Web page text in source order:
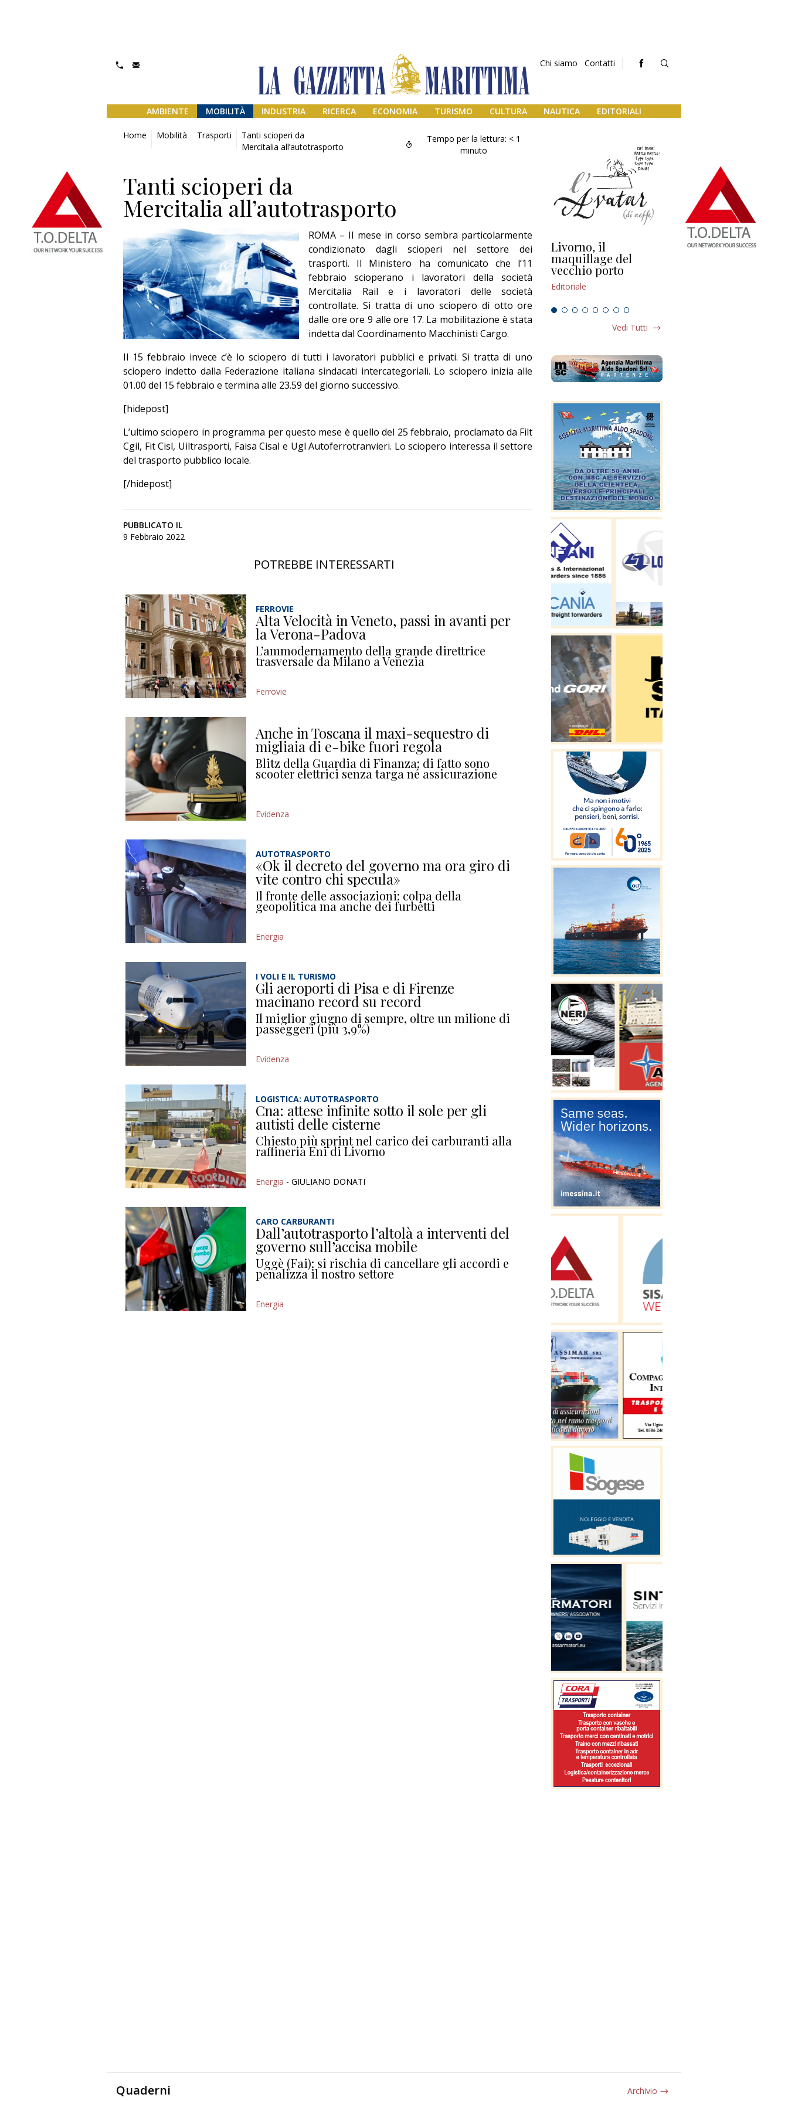
Chi siamo Contatti
AMBIENTE MOBILITÀ INDUSTRIA RICERCA ECONOMIA TURISMO CULTURA NAUTICA EDITORIALI
Home Mobilità Trasporti
Tanti scioperi da
Mercitalia all’autotrasporto
Tempo per la lettura: < 1
minuto
Tanti scioperi da
Mercitalia all’autotrasporto
ROMA – Il mese in corso sembra particolarmente
condizionato dagli scioperi nel settore dei
trasporti. Il Ministero ha comunicato che l’11
febbraio scioperano i lavoratori della società
Mercitalia Rail e i lavoratori delle società
controllate. Si tratta di uno sciopero di otto ore
dalle ore ore 9 alle ore 17. La mobilitazione è stata
indetta dal Coordinamento Macchinisti Cargo.
Il 15 febbraio invece c’è lo sciopero di tutti i lavoratori pubblici e privati. Si tratta di uno
sciopero indetto dalla Federazione italiana sindacati intercategoriali. Lo sciopero inizia alle
01.00 del 15 febbraio e termina alle 23.59 del giorno successivo.
[hidepost]
L’ultimo sciopero in programma per questo mese è quello del 25 febbraio, proclamato da Filt
Cgil, Fit Cisl, Uiltrasporti, Faisa Cisal e Ugl Autoferrotranvieri. Lo sciopero interessa il settore
del trasporto pubblico locale.
[/hidepost]
PUBBLICATO IL
9 Febbraio 2022
POTREBBE INTERESSARTI
FERROVIE
Alta Velocità in Veneto, passi in avanti per
la Verona-Padova
L’ammodernamento della grande direttrice
trasversale da Milano a Venezia
Ferrovie
Anche in Toscana il maxi-sequestro di
migliaia di e-bike fuori regola
Blitz della Guardia di Finanza: di fatto sono
scooter elettrici senza targa né assicurazione
Evidenza
AUTOTRASPORTO
«Ok il decreto del governo ma ora giro di
vite contro chi specula»
Il fronte delle associazioni: colpa della
geopolitica ma anche dei furbetti
Energia
I VOLI E IL TURISMO
Gli aeroporti di Pisa e di Firenze
macinano record su record
Il miglior giugno di sempre, oltre un milione di
passeggeri (più 3,9%)
Evidenza
LOGISTICA: AUTOTRASPORTO
Cna: attese infinite sotto il sole per gli
autisti delle cisterne
Chiesto più sprint nel carico dei carburanti alla
raffineria Eni di Livorno
Energia - GIULIANO DONATI
CARO CARBURANTI
Dall’autotrasporto l’altolà a interventi del
governo sull’accisa mobile
Uggè (Fai): si rischia di cancellare gli accordi e
penalizza il nostro settore
Energia
Addio amico
Giorgio
Editoriale
Livorno, il
maquillage del
vecchio porto
Editoriale
L’uscita di scena di
Vedi Tutti
Quaderni Archivio